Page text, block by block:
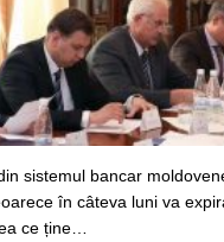
din sistemul bancar
în câteva luni va
ce ține…